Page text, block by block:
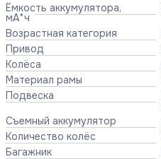
Ёмкость аккумулятора,
мА*ч
Возрастная категория
Привод
Колёса
Материал рамы
Подвеска
Съемный аккумулятор
Количество колёс
Багажник